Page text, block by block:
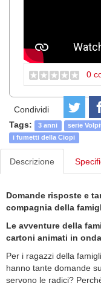
0
Condividi
Tags:
3 anni serie
i fumetti della Ciopi
Descrizione
Domande risposte e
compagnia della
Le avventure della
cartoni animati in
Per i ragazzi della
hanno tante domande
servono le radici?